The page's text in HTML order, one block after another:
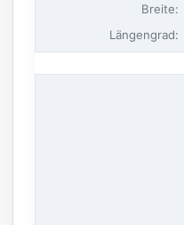
Breite:
Längengrad: